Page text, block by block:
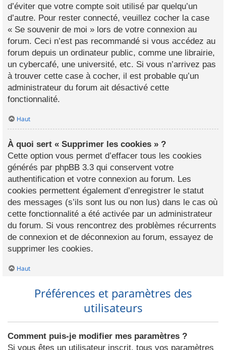
d’éviter que votre compte soit utilisé par quelqu’un
d’autre. Pour rester connecté, veuillez cocher la case
« Se souvenir de moi » lors de votre connexion au
forum. Ceci n’est pas recommandé si vous accédez au
forum depuis un ordinateur public, comme une librairie,
un cybercafé, une université, etc. Si vous n’arrivez pas
à trouver cette case à cocher, il est probable qu’un
administrateur du forum ait désactivé cette
fonctionnalité.
Haut
À quoi sert « Supprimer les cookies » ?
Cette option vous permet d’effacer tous les cookies
générés par phpBB 3.3 qui conservent votre
authentification et votre connexion au forum. Les
cookies permettent également d’enregistrer le statut
des messages (s’ils sont lus ou non lus) dans le cas où
cette fonctionnalité a été activée par un administrateur
du forum. Si vous rencontrez des problèmes récurrents
de connexion et de déconnexion au forum, essayez de
supprimer les cookies.
Haut
Préférences et paramètres des
utilisateurs
Comment puis-je modifier mes paramètres ?
Si vous êtes un utilisateur inscrit, tous vos paramètres